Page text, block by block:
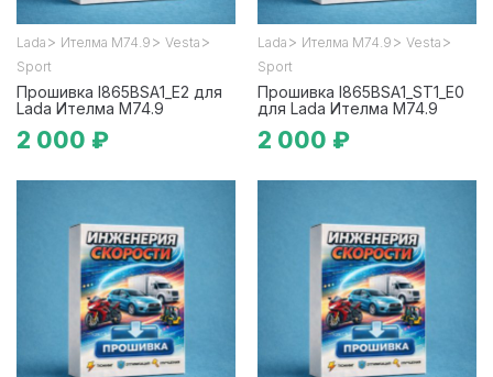
Lada > Ителма М74.9 > Vesta >
Sport
Прошивка I865BSA1_E2 для
Lada Ителма М74.9
2 000 ₽
Lada > Ителма М74.9 > Vesta >
Sport
Прошивка I865BSA1_ST1_E0
для Lada Ителма М74.9
2 000 ₽